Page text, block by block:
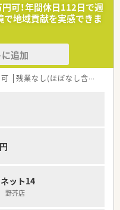
】
即戦力となる経験者を急募し
る方を対象としており、周囲
方が対象です。
アップを担える方は大歓迎で
を180店舗以上展開してお
っています。
の安定性が非常に高く、安心
能です。
ーション豊かな店舗展開を
相談も可能です。
れており、年間休日数は全職
可！年間休日112日で週
で地域貢献を実感できま
追加
残業なし(ほぼなし含む)
ット14
野芥店